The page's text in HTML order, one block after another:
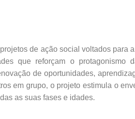
de ação social voltados para
que reforçam o protagonismo
de oportunidades,
em grupo, o projeto estimula o
as suas fases e idades.